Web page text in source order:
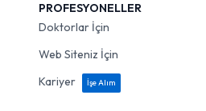
PROFESYONELLER
Doktorlar İçin
Web Siteniz İçin
Kariyer
İşe Alım